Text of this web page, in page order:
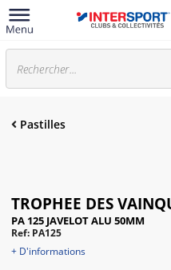
Pastilles
TROPHEE DES
PA 125 JAVELOT ALU 50MM
Ref: PA125
+ D'informations